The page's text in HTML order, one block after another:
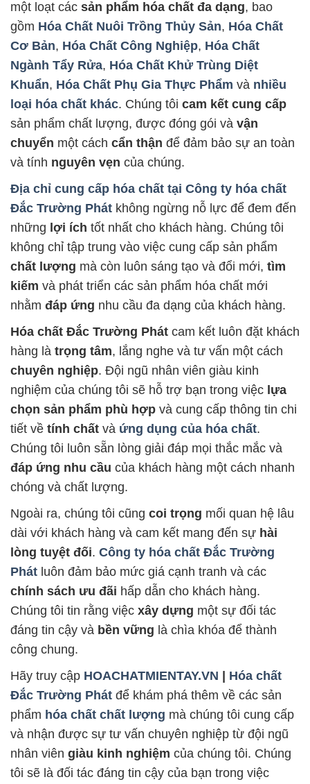
một loạt các sản phẩm hóa chất đa dạng, bao
gồm Hóa Chất Nuôi Trồng Thủy Sản, Hóa Chất
Cơ Bản, Hóa Chất Công Nghiệp, Hóa Chất
Ngành Tẩy Rửa, Hóa Chất Khử Trùng Diệt
Khuẩn, Hóa Chất Phụ Gia Thực Phẩm và nhiều
loại hóa chất khác. Chúng tôi cam kết cung cấp
sản phẩm chất lượng, được đóng gói và vận
chuyển một cách cẩn thận để đảm bảo sự an toàn
và tính nguyên vẹn của chúng.
Địa chỉ cung cấp hóa chất tại Công ty hóa chất
Đắc Trường Phát không ngừng nỗ lực để đem đến
những lợi ích tốt nhất cho khách hàng. Chúng tôi
không chỉ tập trung vào việc cung cấp sản phẩm
chất lượng mà còn luôn sáng tạo và đổi mới, tìm
kiếm và phát triển các sản phẩm hóa chất mới
nhằm đáp ứng nhu cầu đa dạng của khách hàng.
Hóa chất Đắc Trường Phát cam kết luôn đặt khách
hàng là trọng tâm, lắng nghe và tư vấn một cách
chuyên nghiệp. Đội ngũ nhân viên giàu kinh
nghiệm của chúng tôi sẽ hỗ trợ bạn trong việc lựa
chọn sản phẩm phù hợp và cung cấp thông tin chi
tiết về tính chất và ứng dụng của hóa chất.
Chúng tôi luôn sẵn lòng giải đáp mọi thắc mắc và
đáp ứng nhu cầu của khách hàng một cách nhanh
chóng và chất lượng.
Ngoài ra, chúng tôi cũng coi trọng mối quan hệ lâu
dài với khách hàng và cam kết mang đến sự hài
lòng tuyệt đối. Công ty hóa chất Đắc Trường
Phát luôn đảm bảo mức giá cạnh tranh và các
chính sách ưu đãi hấp dẫn cho khách hàng.
Chúng tôi tin rằng việc xây dựng một sự đối tác
đáng tin cậy và bền vững là chìa khóa để thành
công chung.
Hãy truy cập HOACHATMIENTAY.VN | Hóa chất
Đắc Trường Phát để khám phá thêm về các sản
phẩm hóa chất chất lượng mà chúng tôi cung cấp
và nhận được sự tư vấn chuyên nghiệp từ đội ngũ
nhân viên giàu kinh nghiệm của chúng tôi. Chúng
tôi sẽ là đối tác đáng tin cậy của bạn trong việc